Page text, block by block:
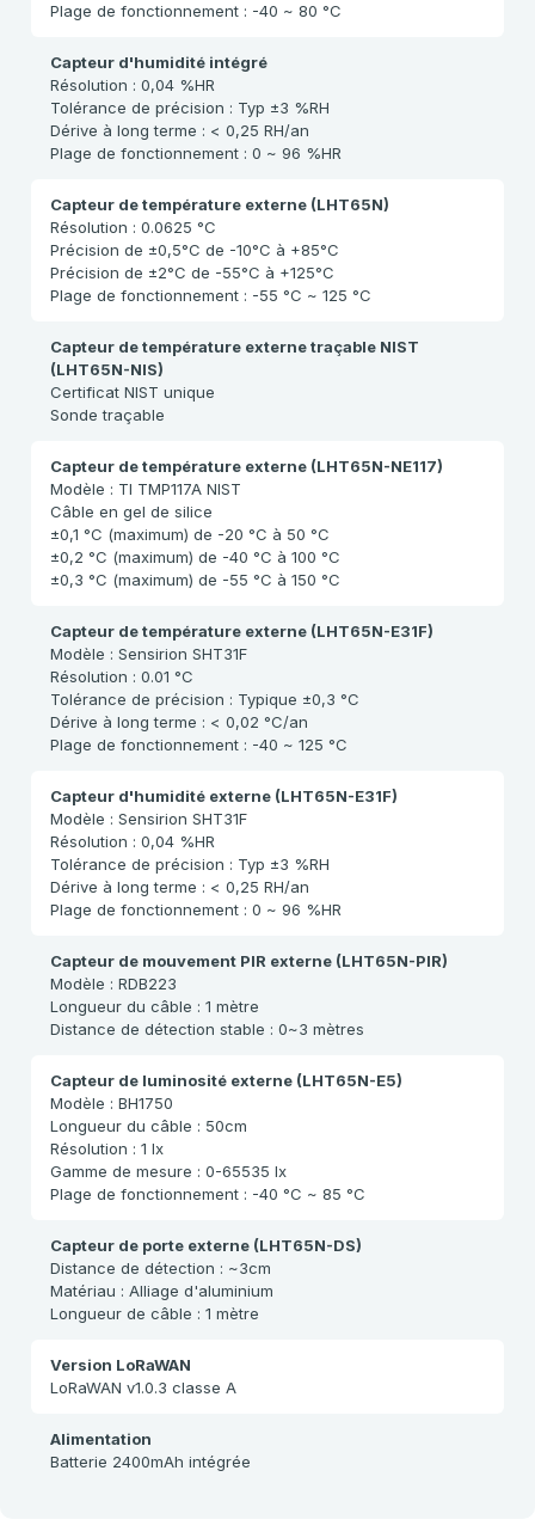
Plage de fonctionnement : -40 ~ 80 °C
Capteur d'humidité intégré
Résolution : 0,04 %HR
Tolérance de précision : Typ ±3 %RH
Dérive à long terme : < 0,25 RH/an
Plage de fonctionnement : 0 ~ 96 %HR
Capteur de température externe (LHT65N)
Résolution : 0.0625 °C
Précision de ±0,5°C de -10°C à +85°C
Précision de ±2°C de -55°C à +125°C
Plage de fonctionnement : -55 °C ~ 125 °C
Capteur de température externe traçable NIST
(LHT65N-NIS)
Certificat NIST unique
Sonde traçable
Capteur de température externe (LHT65N-NE117)
Modèle : TI TMP117A NIST
Câble en gel de silice
±0,1 °C (maximum) de -20 °C à 50 °C
±0,2 °C (maximum) de -40 °C à 100 °C
±0,3 °C (maximum) de -55 °C à 150 °C
Capteur de température externe (LHT65N-E31F)
Modèle : Sensirion SHT31F
Résolution : 0.01 °C
Tolérance de précision : Typique ±0,3 °C
Dérive à long terme : < 0,02 °C/an
Plage de fonctionnement : -40 ~ 125 °C
Capteur d'humidité externe (LHT65N-E31F)
Modèle : Sensirion SHT31F
Résolution : 0,04 %HR
Tolérance de précision : Typ ±3 %RH
Dérive à long terme : < 0,25 RH/an
Plage de fonctionnement : 0 ~ 96 %HR
Capteur de mouvement PIR externe (LHT65N-PIR)
Modèle : RDB223
Longueur du câble : 1 mètre
Distance de détection stable : 0~3 mètres
Capteur de luminosité externe (LHT65N-E5)
Modèle : BH1750
Longueur du câble : 50cm
Résolution : 1 lx
Gamme de mesure : 0-65535 lx
Plage de fonctionnement : -40 °C ~ 85 °C
Capteur de porte externe (LHT65N-DS)
Distance de détection : ~3cm
Matériau : Alliage d'aluminium
Longueur de câble : 1 mètre
Version LoRaWAN
LoRaWAN v1.0.3 classe A
Alimentation
Batterie 2400mAh intégrée